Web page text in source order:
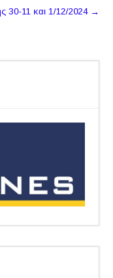
30-11 και 1/12/2024 →